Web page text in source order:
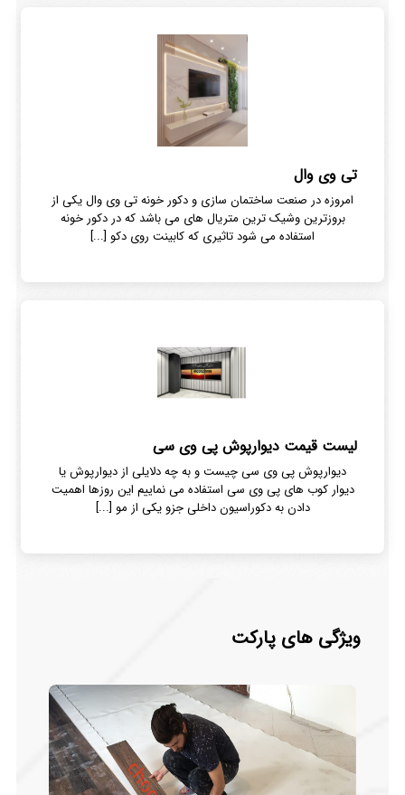
تی وی وال
امروزه در صنعت ساختمان سازی و دکور خونه تی وی وال یکی از
بروزترین وشیک ترین متریال های می باشد که در دکور خونه
استفاده می شود تاثیری که کابینت روی دکو [...]
لیست قیمت دیوارپوش پی وی سی
دیوارپوش پی وی سی چیست و به چه دلایلی از دیوارپوش یا
دیوار کوب های پی وی سی استفاده می نماییم این روزها اهمیت
دادن به دکوراسیون داخلی جزو یکی از مو [...]
ویژگی های پارکت